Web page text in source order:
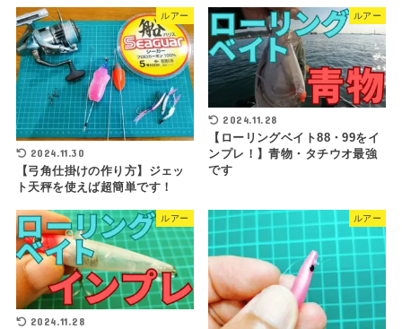
ルアー
2024.11.30
【弓角仕掛けの作り方】ジェッ
ト天秤を使えば超簡単です！
ルアー
2024.11.28
【ローリングベイト88・99をイ
ンプレ！】青物・タチウオ最強
です
ルアー
2024.11.28
ルアー